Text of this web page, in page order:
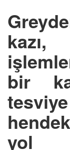
bir
yol